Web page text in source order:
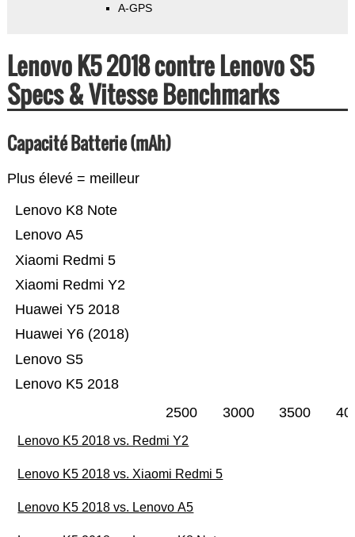
A-GPS
Lenovo K5 2018 contre Lenovo S5
Specs & Vitesse Benchmarks
Capacité Batterie (mAh)
Plus élevé = meilleur
Lenovo K5 2018
Lenovo S5
Huawei Y6 (2018)
Huawei Y5 2018
Xiaomi Redmi Y2
Xiaomi Redmi 5
Lenovo A5
Lenovo K8 Note
2500 3000 3500
Lenovo K5 2018 vs. Redmi Y2
Lenovo K5 2018 vs. Xiaomi Redmi 5
Lenovo K5 2018 vs. Lenovo A5